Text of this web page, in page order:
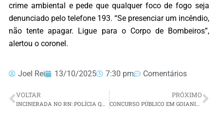
crime ambiental e pede que qualquer foco de fogo seja
denunciado pelo telefone 193. “Se presenciar um incêndio,
não tente apagar. Ligue para o Corpo de Bombeiros”,
alertou o coronel.
Joel Rei 13/10/2025 7:30 pm Comentários
VOLTAR
INCINERADA NO RN: POLÍCIA QUEIMA 1,2 TONELADAS DE COCAÍNA AVALIADA EM R$ 15O MILHÕES
PRÓXIMO
CONCURSO PÚBLICO EM GOIANINHA: DEFINIDA BANCA ORGANIZADORA E DIVULGADO CARGOS DO EDITAL